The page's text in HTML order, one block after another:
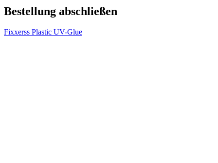
Bestellung abschließen
Fixxerss Plastic UV-Glue